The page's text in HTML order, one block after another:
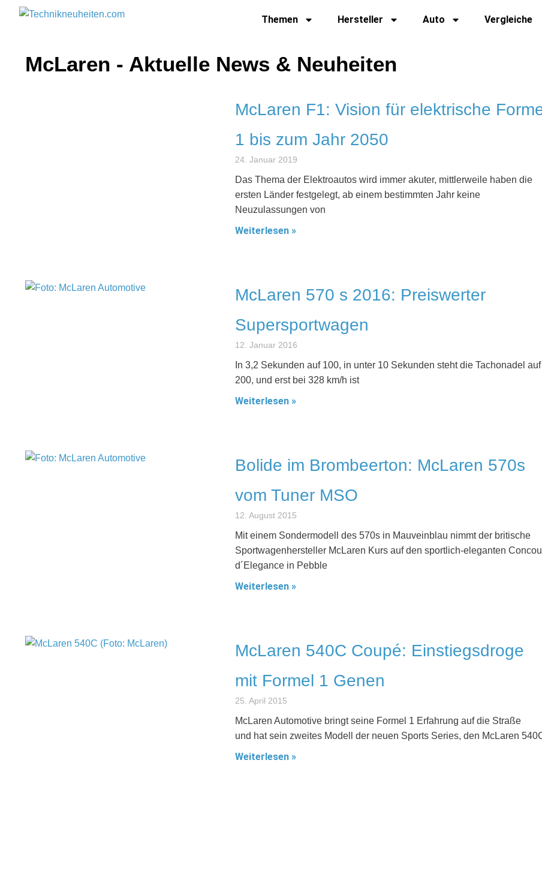
Themen Hersteller Auto Vergleiche
McLaren - Aktuelle News & Neuheiten
McLaren F1: Vision für elektrische
1 bis zum Jahr 2050
24. Januar 2019
Das Thema der Elektroautos wird immer akuter, mittlerweile haben die
ersten Länder festgelegt, ab einem bestimmten Jahr keine
Neuzulassungen von
Weiterlesen »
McLaren 570 s 2016: Preiswerter
Supersportwagen
12. Januar 2016
In 3,2 Sekunden auf 100, in unter 10 Sekunden steht die Tachonadel auf
200, und erst bei 328 km/h ist
Weiterlesen »
Bolide im Brombeerton: McLaren 570s
vom Tuner MSO
12. August 2015
Mit einem Sondermodell des 570s in Mauveinblau nimmt der britische
Sportwagenhersteller McLaren Kurs auf den sportlich-eleganten
d´Elegance in Pebble
Weiterlesen »
McLaren 540C Coupé: Einstiegsdroge
mit Formel 1 Genen
25. April 2015
McLaren Automotive bringt seine Formel 1 Erfahrung auf die Straße
und hat sein zweites Modell der neuen Sports Series, den McLaren
Weiterlesen »